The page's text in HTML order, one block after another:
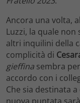
Ancora una volta,
Luzzi, la quale
altri inquilini della
complicità di
gieffina sembra
accordo con i
Che sia destinata